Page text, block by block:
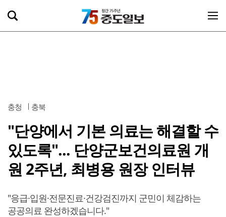
충청 충북
"단양에서 기본 의료는 해결할 수
있도록"... 단양군보건의료원 개
원 2주년, 최병용 원장 인터뷰
"응급·입원·전문진료·건강검진까지 군민이 체감하는
공공의료 완성하겠습니다."